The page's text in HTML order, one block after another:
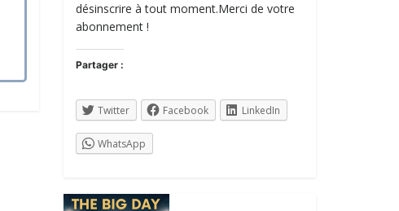
désinscrire à tout moment.Merci de votre
abonnement !
Partager :
Twitter Facebook LinkedIn
WhatsApp